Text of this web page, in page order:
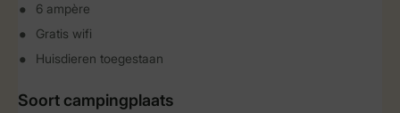
6 ampère
Gratis wifi
Huisdieren toegestaan
Soort campingplaats